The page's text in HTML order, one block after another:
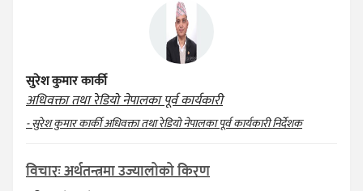
सुरेश कुमार कार्की
अधिवक्ता तथा रेडियो नेपालका पूर्व कार्यकारी
- सुरेश कुमार कार्की अधिवक्ता तथा रेडियो नेपालका पूर्व कार्यकारी निर्देशक
विचारः अर्थतन्त्रमा उज्यालोको किरण